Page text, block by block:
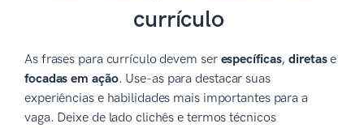
currículo
As frases para currículo devem ser específicas,diretase
focadas em ação. Use-as para destacar suas
experiências e habilidades mais importantes para a
vaga. Deixe de lado clichês e termos técnicos